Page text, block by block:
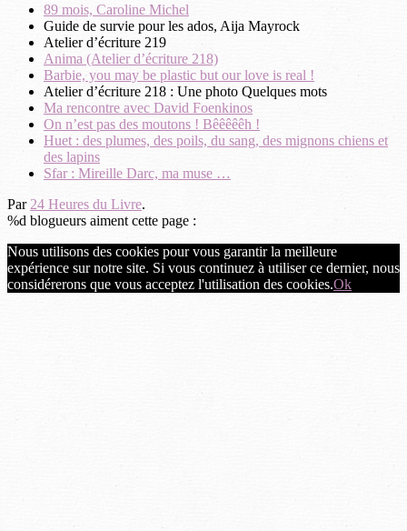
89 mois, Caroline Michel
Guide de survie pour les ados, Aija Mayrock
Atelier d’écriture 219
Anima (Atelier d’écriture 218)
Barbie, you may be plastic but our love is real !
Atelier d’écriture 218 : Une photo Quelques mots
Ma rencontre avec David Foenkinos
On n’est pas des moutons ! Bêêêêêh !
Huet : des plumes, des poils, du sang, des mignons chiens et
des lapins
Sfar : Mireille Darc, ma muse …
Par 24 Heures du Livre.
%d blogueurs aiment cette page :
Nous utilisons des cookies pour vous garantir la meilleure
expérience sur notre site. Si vous continuez à utiliser ce dernier, nous
considérerons que vous acceptez l'utilisation des cookies.Ok